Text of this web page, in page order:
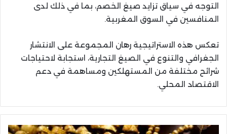
التوجه في سياق تزايد صيغ الخصم، بما في ذلك لدى
المنافسين في السوق المغربية.
تعكس هذه الاستراتيجية رهان المجموعة على الانتشار
الجغرافي والتنوع في الصيغ التجارية، استجابة لاحتياجات
شرائح مختلفة من المستهلكين ومساهمة في دعم
الاقتصاد المحلي.
ارتفاع